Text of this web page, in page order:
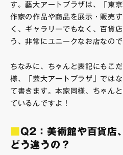
す。藝大アートプラザは、「東
作家の作品や商品を展示・販売
く、ギャラリーでもなく、百貨
う、非常にユニークなお店なので
ちなみに、ちゃんと表記にもこ
様、「芸大アートプラザ」では
て書きます。本家同様、ちゃん
ているんですよ！
Q2：美術館や百貨店
どう違うの？